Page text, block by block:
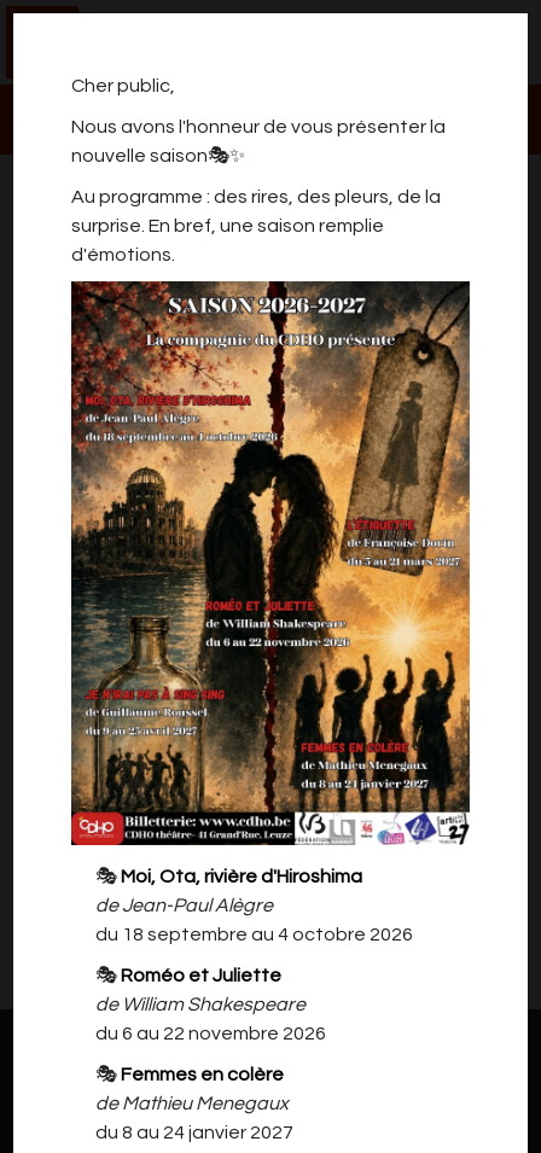
Cher public,
Nous avons l'honneur de vous présenter la
nouvelle saison🎭✨
Au programme : des rires, des pleurs, de la
surprise. En bref, une saison remplie
d'émotions.
🎭 Moi, Ota, rivière d'Hiroshima
de Jean-Paul Alègre
du 18 septembre au 4 octobre 2026
🎭 Roméo et Juliette
de William Shakespeare
du 6 au 22 novembre 2026
🎭 Femmes en colère
de Mathieu Menegaux
du 8 au 24 janvier 2027
MÉMOIRES D'UNE VALISE
De Annick Bruyas
par l'Atelier Théâtre Adultes du Lundi,
dirigé et mis en scène par Marie Miquel.
Avec: Vincent Bottequin, Perrine Delanghe,
Nadia Demarteau, Seforah De Sousa
Rodrigues, Valériane Druart, Marie-Hélène
Franchomme, Laurent François, Laurence
Lunelli, Dominique Lassence, Valérie Stellian
Il n'y a rien à vous proposer pour l'instant.
Veuillez revenir plus tard.